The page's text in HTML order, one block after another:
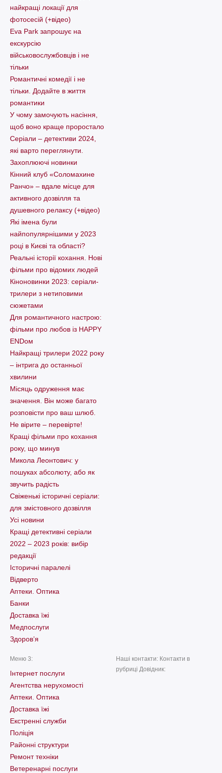
найкращі локації для
фотосесій (+відео)
Eva Park запрошує на
екскурсію
військовослужбовців і не
тільки
Романтичні комедії і не
тільки. Додайте в життя
романтики
У чому замочують насіння,
щоб воно краще проростало
Серіали – детективи 2024,
які варто пеpеглянути.
Захоплюючі новинки
Кінний клуб «Соломахине
Ранчо» – вдале місце для
активного дозвілля та
душевного релаксу (+відео)
Які імена були
найпопулярнішими у 2023
році в Києві та області?
Реальні історії кохання. Нові
фільми про відомих людей
Кіноновинки 2023: серіали-
трилери з нетиповими
сюжетами
Для романтичного настрою:
фільми про любов із HAPPY
ENDом
Найкращі трилери 2022 року
– інтрига до останньої
хвилини
Місяць одруження має
значення. Він може багато
розповісти про ваш шлюб.
Не вірите – перевірте!
Кращі фільми про кохання
року, що минув
Микола Леонтович: у
пошуках абсолюту, або як
звучить радість
Свіженькі історичні серіали:
для змістовного дозвілля
Усі новини
Кращі детективні серіали
2022 – 2023 років: вибір
редакції
Історичні паралелі
Відверто
Аптеки. Оптика
Банки
Доставка їжі
Медпослуги
Здоров’я
Меню 3:
Інтернет послуги
Агентства нерухомості
Аптеки. Оптика
Доставка їжі
Екстренні служби
Поліція
Районні структури
Ремонт техніки
Ветеренарні послуги
Наші контакти: Контакти в
рубриці Довідник: